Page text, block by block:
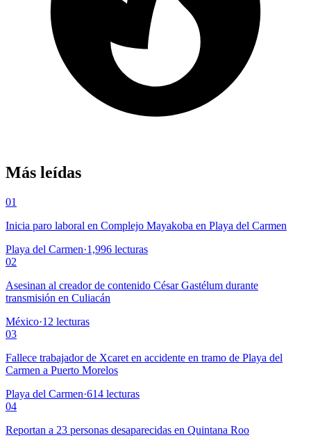
Más leídas
01
Inicia paro laboral en Complejo Mayakoba en Playa del Carmen
Playa del Carmen·1,996 lecturas
02
Asesinan al creador de contenido César Gastélum durante
transmisión en Culiacán
México·12 lecturas
03
Fallece trabajador de Xcaret en accidente en tramo de Playa del
Carmen a Puerto Morelos
Playa del Carmen·614 lecturas
04
Reportan a 23 personas desaparecidas en Quintana Roo